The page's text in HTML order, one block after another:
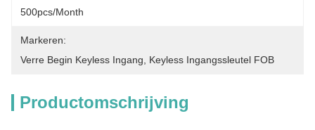
500pcs/month
Markeren:
Verre Begin Keyless Ingang
Keyless Ingangssleutel FOB
Productomschrijving